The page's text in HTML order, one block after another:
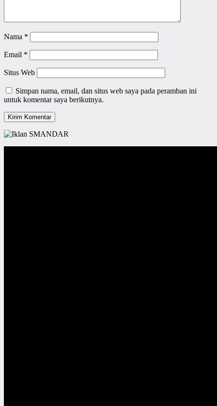
Nama *
Email *
Situs Web
Simpan nama, email, dan situs web saya pada peramban ini
untuk komentar saya berikutnya.